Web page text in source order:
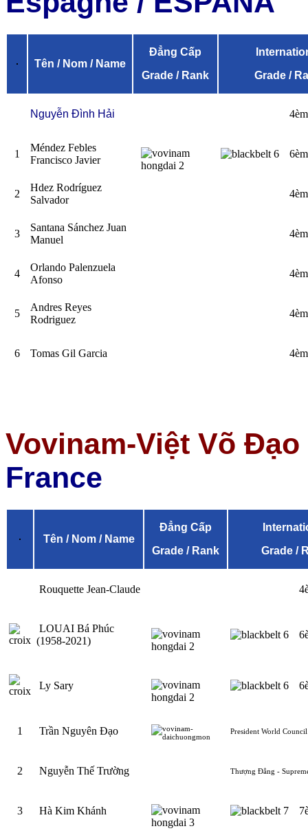
Tên / Nom / Name
Đẳng Cấp
Grade / Rank
Grade /
Nguyễn Đình Hải
1
Méndez Febles
Francisco Javier
2
Hdez Rodríguez
Salvador
3
Santana Sánchez Juan
Manuel
4
Orlando Palenzuela
Afonso
5
Andres Reyes
Rodriguez
6 Tomas Gil Garcia
Vovinam-Việt Võ Đạo
France
Tên / Nom / Name
Đẳng Cấp
Grade / Rank
Grade /
Rouquette Jean-Claude
LOUAI Bá Phúc
(1958-2021)
Ly Sary
1 Trần Nguyên Đạo President World
2 Nguyễn Thế Trường Thượng Đẳng -
3 Hà Kim Khánh